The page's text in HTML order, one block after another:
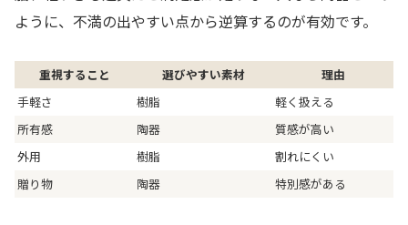
ように、不満の出やすい点から逆算するのが有効です。
重視すること 選びやすい素材
理由
手軽さ
樹脂
軽く扱える
所有感
陶器
質感が高い
外用
樹脂
割れにくい
贈り物
陶器 特別感がある